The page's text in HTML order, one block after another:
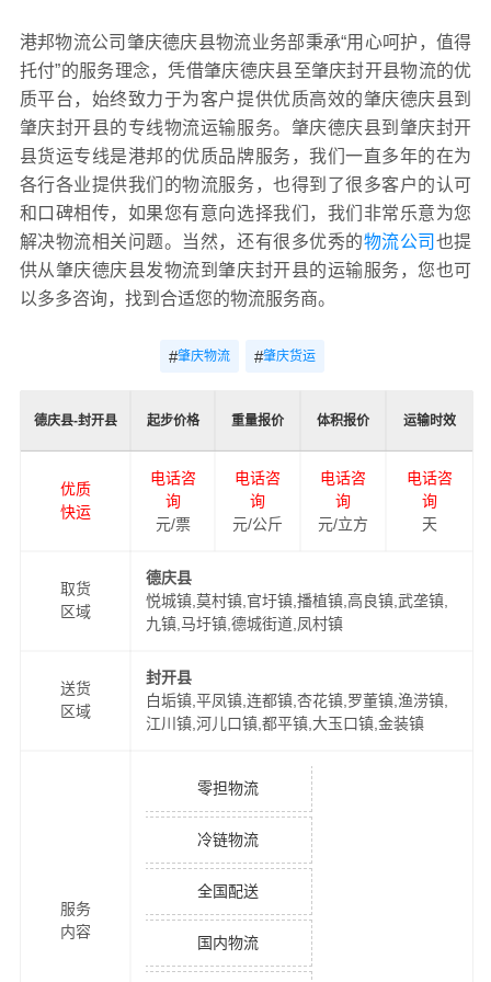
港邦物流公司肇庆德庆县物流业务部秉承“用心呵护，值得
托付”的服务理念，凭借肇庆德庆县至肇庆封开县物流的优
质平台，始终致力于为客户提供优质高效的肇庆德庆县到
肇庆封开县的专线物流运输服务。肇庆德庆县到肇庆封开
县货运专线是港邦的优质品牌服务，我们一直多年的在为
各行各业提供我们的物流服务，也得到了很多客户的认可
和口碑相传，如果您有意向选择我们，我们非常乐意为您
解决物流相关问题。当然，还有很多优秀的物流公司 也提
供从肇庆德庆县发物流到肇庆封开县的运输服务，您也可
以多多咨询，找到合适您的物流服务商。
#肇庆物流 #肇庆货运
德庆县-封开县 起步价格 重量报价 体积报价 运输时效
优质
快运
电话咨
询
元/票
电话咨
询
元/公斤
电话咨
询
元/立方
电话咨
询
天
取货
区域
德庆县
悦城镇,莫村镇,官圩镇,播植镇,高良镇,武垄镇,
九镇,马圩镇,德城街道,凤村镇
送货
区域
封开县
白垢镇,平凤镇,连都镇,杏花镇,罗董镇,渔涝镇,
江川镇,河儿口镇,都平镇,大玉口镇,金装镇
服务
内容
零担物流
冷链物流
全国配送
国内物流